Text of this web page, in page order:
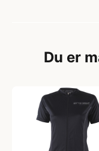
Du er